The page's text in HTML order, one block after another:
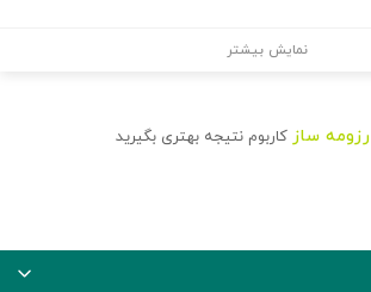
نمایش بیشتر
رزومه ساز کاربوم نتیجه بهتری بگیرید